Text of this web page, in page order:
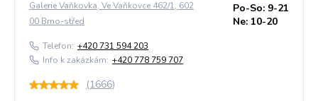
Galerie Vaňkovka, Ve Vaňkovce 462/1, 602
00 Brno-střed
Po-So: 9-21
Ne: 10-20
Telefon: +420 731 594 203
Info k zakázkám: +420 778 759 707
(1666)